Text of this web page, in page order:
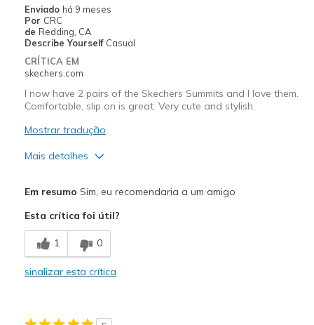
Enviado há 9 meses
Por CRC
de Redding, CA
Describe Yourself Casual
CRÍTICA EM
skechers.com
I now have 2 pairs of the Skechers Summits and I love them.
Comfortable, slip on is great. Very cute and stylish.
Mostrar tradução
Mais detalhes
Comfortable
Stylish
Em resumo Sim, eu recomendaria a um amigo
Esta crítica foi útil?
1 0
sinalizar esta crítica